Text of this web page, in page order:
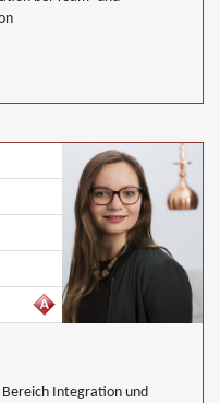
Integration und